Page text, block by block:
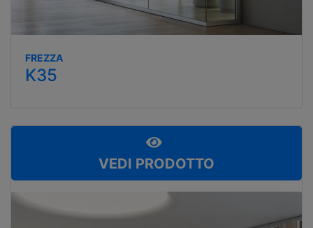
FREZZA
K35
VEDI PRODOTTO